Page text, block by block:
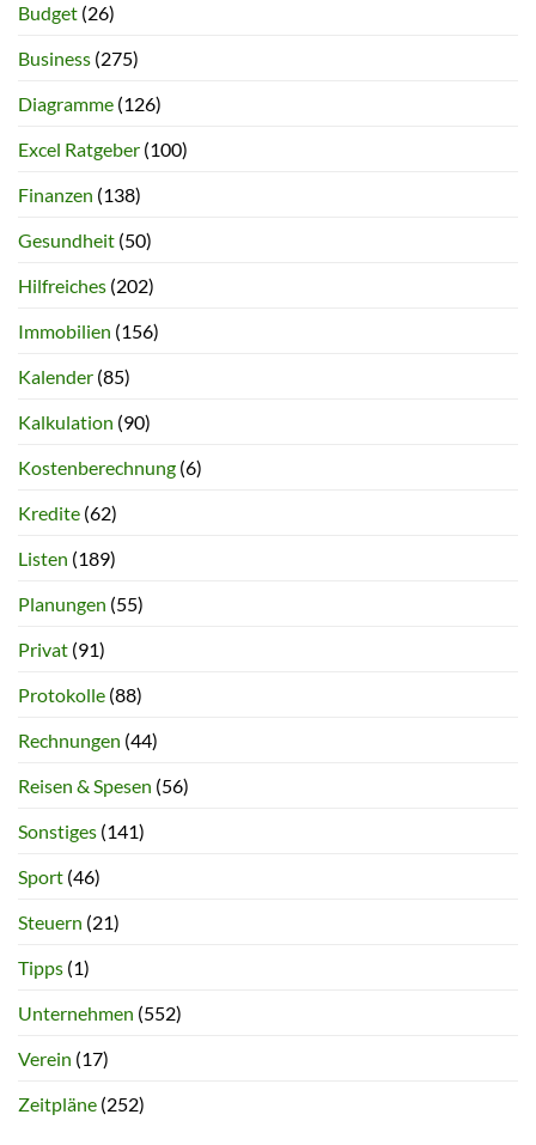
Budget (26)
Business (275)
Diagramme (126)
Excel Ratgeber (100)
Finanzen (138)
Gesundheit (50)
Hilfreiches (202)
Immobilien (156)
Kalender (85)
Kalkulation (90)
Kostenberechnung (6)
Kredite (62)
Listen (189)
Planungen (55)
Privat (91)
Protokolle (88)
Rechnungen (44)
Reisen & Spesen (56)
Sonstiges (141)
Sport (46)
Steuern (21)
Tipps (1)
Unternehmen (552)
Verein (17)
Zeitpläne (252)